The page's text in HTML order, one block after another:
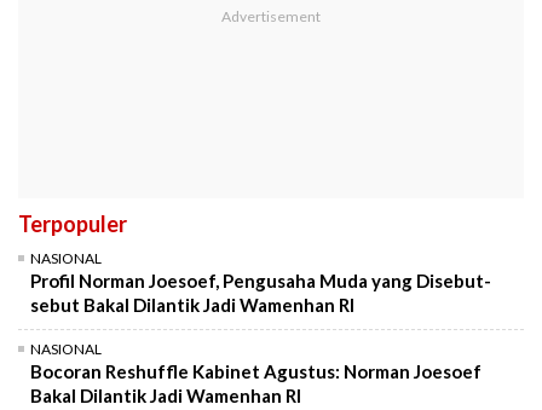
Terpopuler
NASIONAL
Profil Norman Joesoef, Pengusaha Muda yang Disebut-
sebut Bakal Dilantik Jadi Wamenhan RI
NASIONAL
Bocoran Reshuffle Kabinet Agustus: Norman Joesoef
Bakal Dilantik Jadi Wamenhan RI